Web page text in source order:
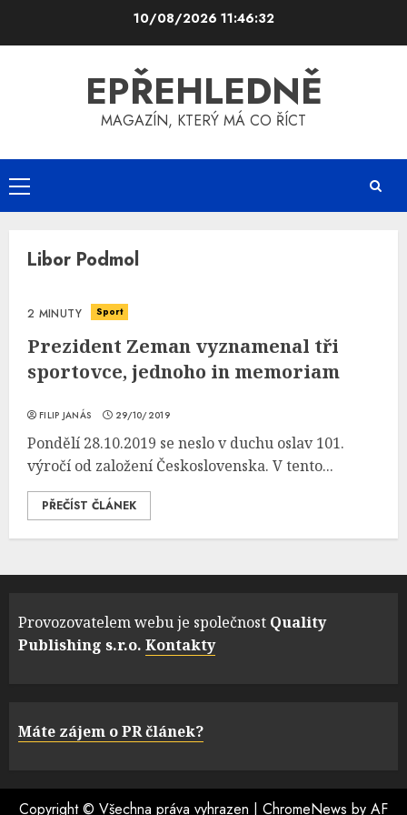
10/08/2026 11:46:32
EPŘEHLEDNĚ
MAGAZÍN, KTERÝ MÁ CO ŘÍCT
Primary
Menu
Libor Podmol
2 MINUTY Sport
Prezident Zeman vyznamenal tři
sportovce, jednoho in memoriam
FILIP JANÁS 29/10/2019
Pondělí 28.10.2019 se neslo v duchu oslav 101.
výročí od založení Československa. V tento...
PŘEČÍST ČLÁNEK
Provozovatelem webu je společnost Quality
Publishing s.r.o. Kontakty
Máte zájem o PR článek?
Copyright © Všechna práva vyhrazen | ChromeNews by AF